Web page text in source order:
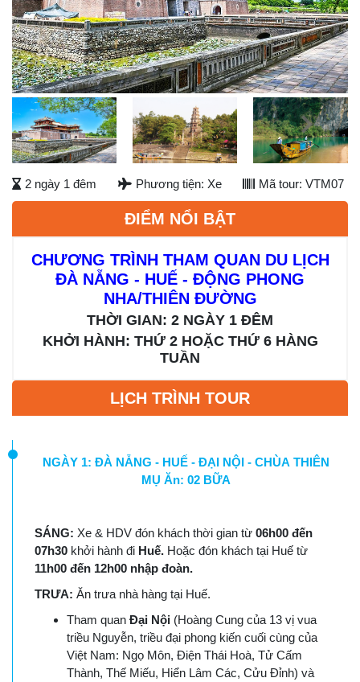
Previous Next
Next
2 ngày 1 đêm
Phương tiện: Xe Mã tour: VTM07
ĐIỂM NỔI BẬT
CHƯƠNG TRÌNH THAM QUAN DU LỊCH
ĐÀ NẴNG - HUẾ - ĐỘNG PHONG
NHA/THIÊN ĐƯỜNG
THỜI GIAN: 2 NGÀY 1 ĐÊM
KHỞI HÀNH: THỨ 2 HOẶC THỨ 6 HÀNG
TUẦN
LỊCH TRÌNH TOUR
NGÀY 1: ĐÀ NẴNG - HUẾ - ĐẠI NỘI - CHÙA THIÊN
MỤ Ăn: 02 BỮA
SÁNG: Xe & HDV đón khách thời gian từ 06h00 đến
07h30khởi hành đi Huế.Hoặc đón khách tại Huế từ
11h00 đến 12h00 nhập đoàn.
TRƯA: Ăn trưa nhà hàng tại Huế.
Tham quan Đại Nội(Hoàng Cung của 13 vị vua
triều Nguyễn, triều đại phong kiến cuối cùng của
Việt Nam: Ngọ Môn, Điện Thái Hoà, Tử Cấm
Thành, Thế Miếu, Hiển Lâm Các, Cửu Đỉnh) và